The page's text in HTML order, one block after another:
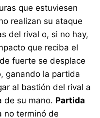
que estuviesen
realizan su ataque
del rival o, si no hay,
que reciba el
fuerte se desplace
ganando la partida
al bastión del rival a
de su mano. Partida
no terminó de